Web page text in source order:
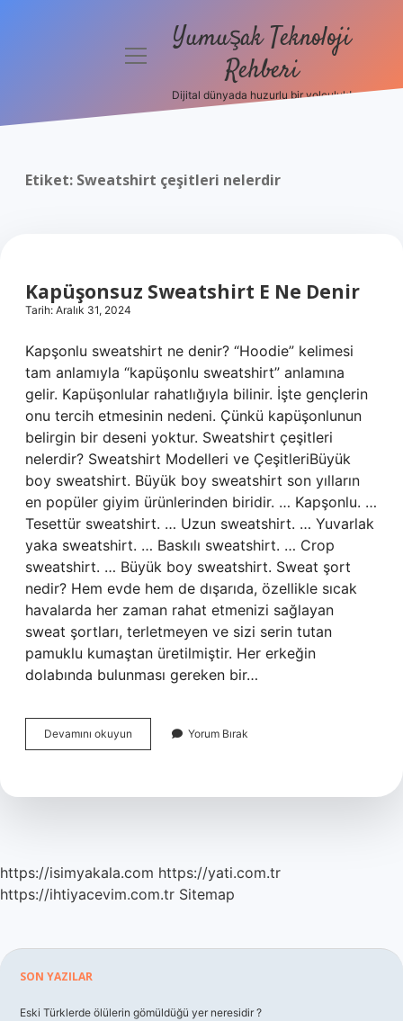
Politikası
menüyüYumuşak Teknoloji
Rehberi
Dijital dünyada huzurlu bir yolculuk!
Etiket: Sweatshirt çeşitleri nelerdir
Kapüşonsuz Sweatshirt E Ne Denir
Tarih: Aralık 31, 2024
Kapşonlu sweatshirt ne denir? “Hoodie” kelimesi
tam anlamıyla “kapüşonlu sweatshirt” anlamına
gelir. Kapüşonlular rahatlığıyla bilinir. İşte gençlerin
onu tercih etmesinin nedeni. Çünkü kapüşonlunun
belirgin bir deseni yoktur. Sweatshirt çeşitleri
nelerdir? Sweatshirt Modelleri ve ÇeşitleriBüyük
boy sweatshirt. Büyük boy sweatshirt son yılların
en popüler giyim ürünlerinden biridir. … Kapşonlu. …
Tesettür sweatshirt. … Uzun sweatshirt. … Yuvarlak
yaka sweatshirt. … Baskılı sweatshirt. … Crop
sweatshirt. … Büyük boy sweatshirt. Sweat şort
nedir? Hem evde hem de dışarıda, özellikle sıcak
havalarda her zaman rahat etmenizi sağlayan
sweat şortları, terletmeyen ve sizi serin tutan
pamuklu kumaştan üretilmiştir. Her erkeğin
dolabında bulunması gereken bir…
Devamını okuyun Kapüşonsuz
Sweatshirt
Denir
Yorum Bırak
https://isimyakala.com https://yati.com.tr
https://ihtiyacevim.com.tr Sitemap
Sidebar
SON YAZILAR
Eski Türklerde ölülerin gömüldüğü yer neresidir ?